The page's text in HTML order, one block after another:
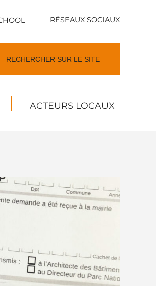
RÉSEAUX SOCIAUX
ACTEURS LOCAUX